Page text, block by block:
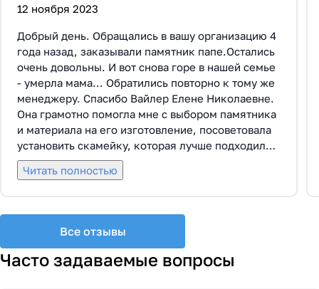
12 ноября 2023
Добрый день. Обращались в вашу организацию 4
года назад, заказывали памятник папе.Остались
очень довольны. И вот снова горе в нашей семье
- умерла мама... Обратились повторно к тому же
менеджеру. Спасибо Вайлер Елене Николаевне.
Она грамотно помогла мне с выбором памятника
и материала на его изготовление, посоветовала
установить скамейку, которая лучше подходила
по общему дизайну. Вышли на улицу, посмотрели
представленные варианты, я определилась с
все этапы которого были выполнены вовремя и
без нареканий с нашей стороны, все наши
просьбы учтены. В первое наше обращение мы
Читать полностью
Все отзывы
Часто задаваемые вопросы